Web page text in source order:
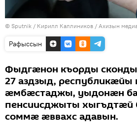
© Sputnik / Кирилл Каллиников / Ахизын
Рафыссын
Фыдгӕнон къорды
27 аздзыд,
ӕмбӕстаджы, уыдонӕн
пенсиисджыты хыгъдтӕй
соммӕ ӕввахс адавын.